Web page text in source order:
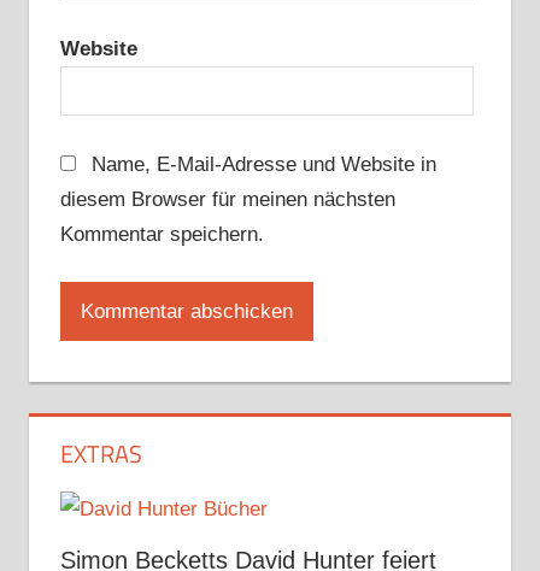
Website
Name, E-Mail-Adresse und Website in
diesem Browser für meinen nächsten
Kommentar speichern.
EXTRAS
Simon Becketts David Hunter feiert